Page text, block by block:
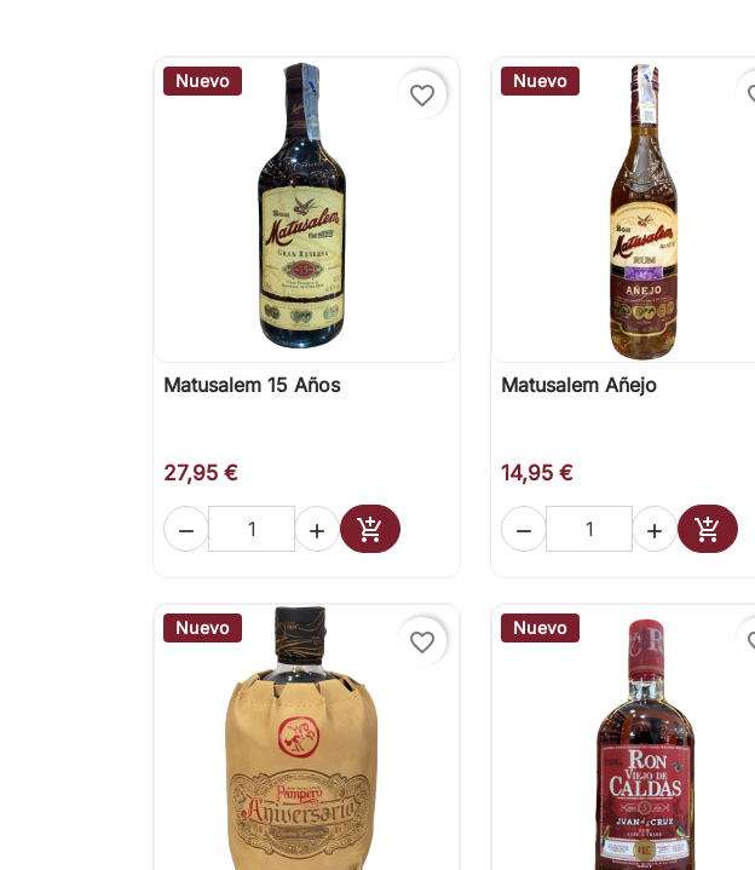
Nuevo
favorite_border
 Vista rápida
Matusalem 15 Años
27,95 €
  
Añadir al carrito
Nuevo
 Vista rápida
Matusalem Añejo
14,95 €
  
Nuevo
favorite_border
Nuevo